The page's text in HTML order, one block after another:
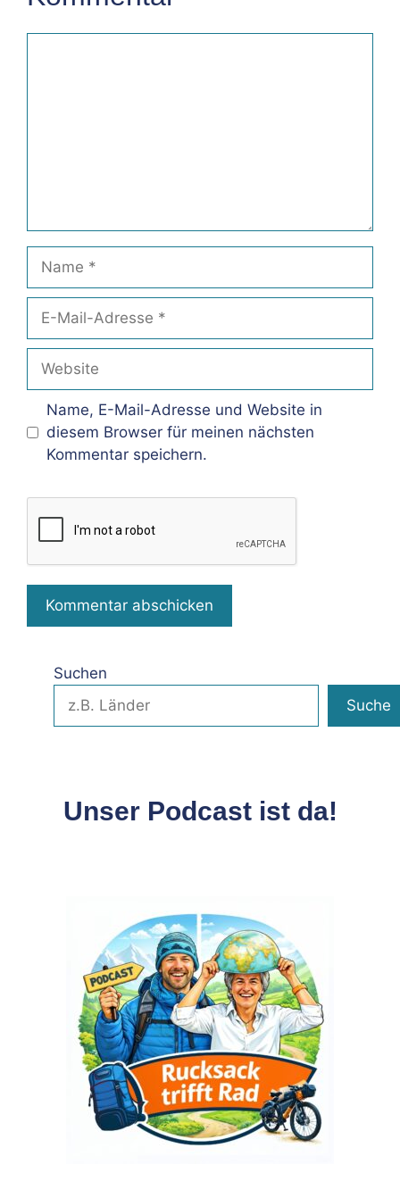
Mail-
Adresse
Name, E-Mail-Adresse und Website in
diesem Browser für meinen nächsten
Kommentar speichern.
Suchen
Suche
Unser Podcast ist da!